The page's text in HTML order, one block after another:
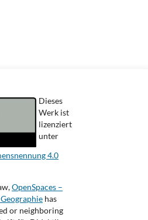
Dieses
Werk ist
lizenziert
unter
4.0
OpenSpaces –
has
or neighboring